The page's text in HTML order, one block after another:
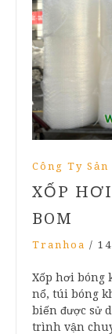
Công Ty
XỐP
BOM
Tranhoa /
Xốp hơi bóng
nổ, túi bóng
biến được sử
trình vận